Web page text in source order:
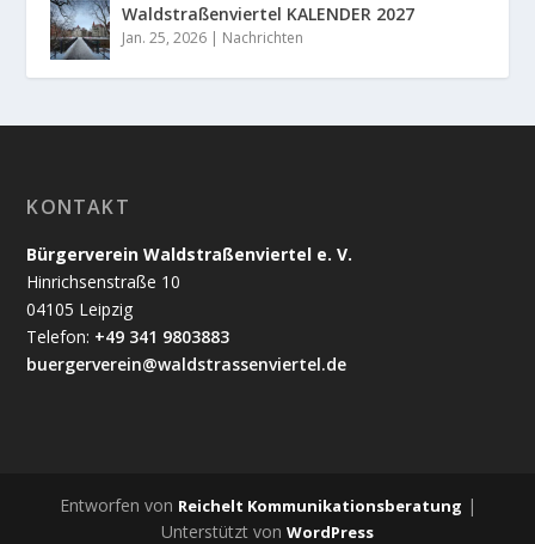
Waldstraßenviertel KALENDER 2027
Jan. 25, 2026 | Nachrichten
KONTAKT
Bürgerverein Waldstraßenviertel e. V.
Hinrichsenstraße 10
04105 Leipzig
Telefon: +49 341 9803883
buergerverein@waldstrassenviertel.de
Entworfen von Reichelt Kommunikationsberatung |
Unterstützt von WordPress